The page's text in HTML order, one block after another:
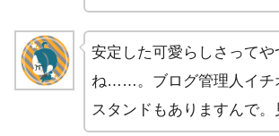
安定した可愛らしさってや
ね……。ブログ管理人イチ
スタンドもありますんで。